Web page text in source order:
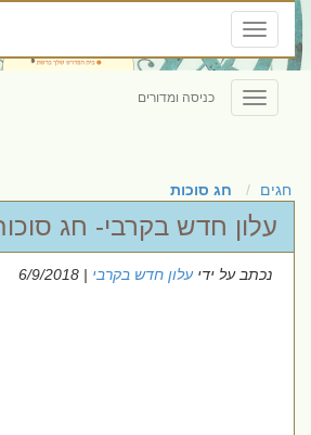
Toggle
navigation
Toggle
navigation
כניסה ומדורים
חגים חג סוכות
עלון חדש בקרבי- חג
נכתב על ידיעלון חדש בקרבי| 6/9/2018